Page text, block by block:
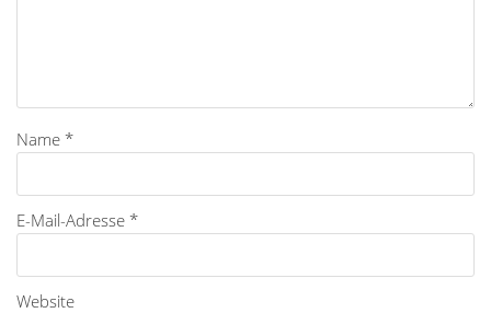
Name *
E-Mail-Adresse *
Website